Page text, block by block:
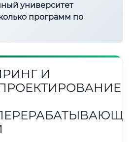
университет
программ по
И